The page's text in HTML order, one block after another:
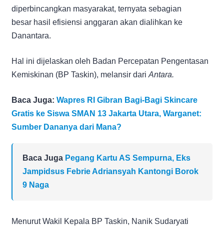
diperbincangkan masyarakat, ternyata sebagian
besar hasil efisiensi anggaran akan dialihkan ke
Danantara.
Hal ini dijelaskan oleh Badan Percepatan Pengentasan
Kemiskinan (BP Taskin), melansir dari Antara.
Baca Juga: Wapres RI Gibran Bagi-Bagi Skincare
Gratis ke Siswa SMAN 13 Jakarta Utara, Warganet:
Sumber Dananya dari Mana?
Baca Juga Pegang Kartu AS Sempurna, Eks
Jampidsus Febrie Adriansyah Kantongi Borok
9 Naga
Menurut Wakil Kepala BP Taskin, Nanik Sudaryati